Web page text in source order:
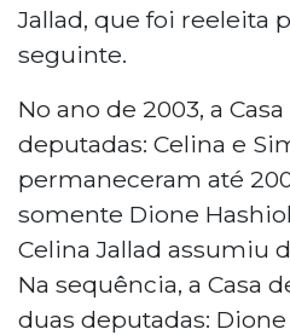
Jallad, que foi reeleita
seguinte.
No ano de 2003, a
deputadas: Celina e
permaneceram até
somente Dione
Celina Jallad assumiu
Na sequência, a Casa
duas deputadas: